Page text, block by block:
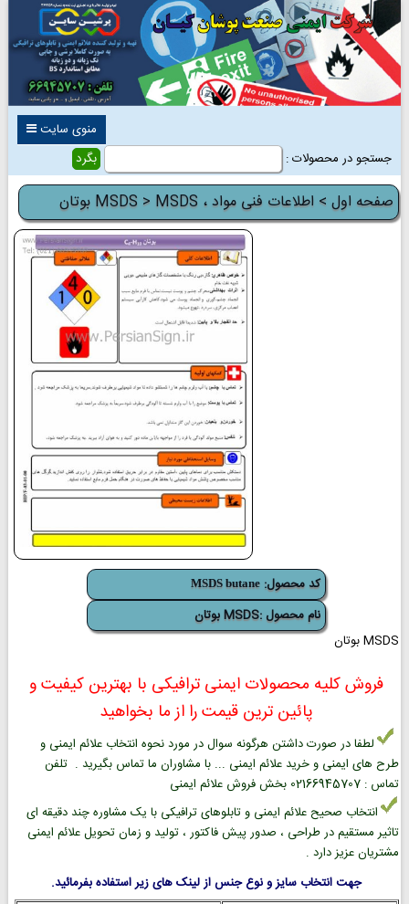
منوی سایت
جستجو در محصولات :
صفحه اول >اطلاعات فنی مواد ، MSDS > MSDS بوتان
کد محصول: MSDS butane
نام محصول :MSDS بوتان
MSDS بوتان
فروش کلیه محصولات ایمنی ترافیکی با بهترین کیفیت و
پائین ترین قیمت را از ما بخواهید
لطفا در صورت داشتن هرگونه سوال در مورد نحوه انتخاب علائم ایمنی و
طرح های ایمنی و خرید علائم ایمنی ... با مشاوران ما تماس بگیرید . تلفن
تماس : 02166945707 بخش فروش علائم ایمنی
انتخاب صحیح علائم ایمنی و تابلوهای ترافیکی با یک مشاوره چند دقیقه ای
تاثیر مستقیم در طراحی ، صدور پیش فاکتور ، تولید و زمان تحویل علائم ایمنی
مشتریان عزیز دارد .
جهت انتخاب سایز و نوع جنس از لینک های زیر استفاده بفرمائید.